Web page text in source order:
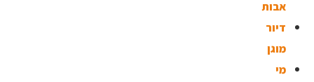
אבות
דיור
מוגן
מי